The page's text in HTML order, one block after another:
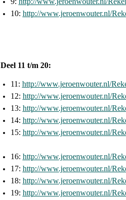
10: http://www.jeroenwouter.nl/
Deel 11 t/m 20:
11: http://www.jeroenwouter.nl/
12: http://www.jeroenwouter.nl/
13: http://www.jeroenwouter.nl/
14: http://www.jeroenwouter.nl/
15: http://www.jeroenwouter.nl/
16: http://www.jeroenwouter.nl/
17: http://www.jeroenwouter.nl/
18: http://www.jeroenwouter.nl/
19: http://www.jeroenwouter.nl/